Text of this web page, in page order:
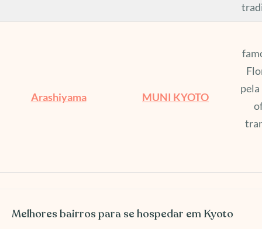
Arashiyama MUNI KYOTO
Melhores bairros para se hospedar em Kyoto